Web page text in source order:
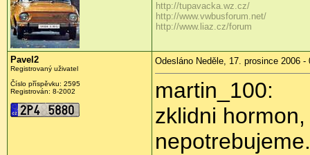
http://tupavacka.wz.cz/
http://www.vwbusforum.net/
http://www.liaz.cz/forum
Pavel2
Registrovaný uživatel
Číslo příspěvku: 2595
Registrován: 8-2002
Odesláno Neděle, 17. prosince 2006 -
martin_100:
zklidni
nepotrebujeme.